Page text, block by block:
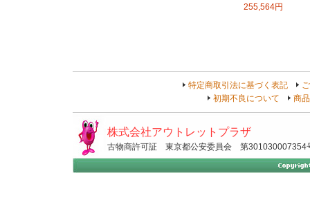
255,564円
特定商取引法に基づく表記
初期不良について
商
株式会社アウトレットプラザ
古物商許可証 東京都公安委員会 第301030007354